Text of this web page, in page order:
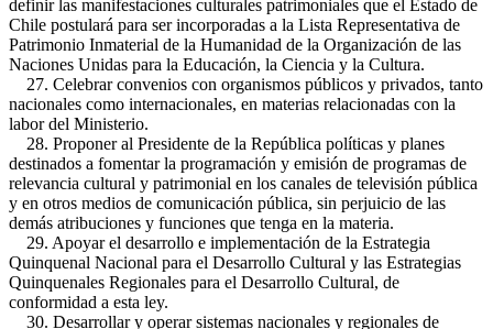
definir las manifestaciones culturales patrimoniales que el Estado de
Chile postulará para ser incorporadas a la Lista Representativa de
Patrimonio Inmaterial de la Humanidad de la Organización de las
Naciones Unidas para la Educación, la Ciencia y la Cultura.
27. Celebrar convenios con organismos públicos y privados, tanto
nacionales como internacionales, en materias relacionadas con la
labor del Ministerio.
28. Proponer al Presidente de la República políticas y planes
destinados a fomentar la programación y emisión de programas de
relevancia cultural y patrimonial en los canales de televisión pública
y en otros medios de comunicación pública, sin perjuicio de las
demás atribuciones y funciones que tenga en la materia.
29. Apoyar el desarrollo e implementación de la Estrategia
Quinquenal Nacional para el Desarrollo Cultural y las Estrategias
Quinquenales Regionales para el Desarrollo Cultural, de
conformidad a esta ley.
30. Desarrollar y operar sistemas nacionales y regionales de